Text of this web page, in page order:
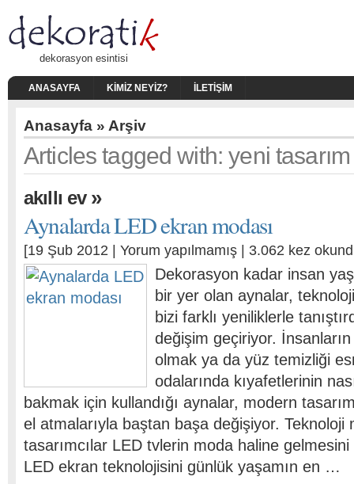
dekorasyon esintisi
ANASAYFA KIMIZ NEYIZ? İLETIŞIM
Anasayfa » Arşiv
Articles tagged with: yeni
akıllı ev»
Aynalarda LED ekran modası
[19 Şub 2012 | Yorum yapılmamış | 3.062 kez
Dekorasyon kadar insan
bir yer olan aynalar,
bizi farklı yeniliklerle
değişim geçiriyor.
olmak ya da yüz temizliği
odalarında kıyafetlerinin
bakmak için kullandığı aynalar, modern
el atmalarıyla baştan başa değişiyor. Teknoloji
tasarımcılar LED tvlerin moda haline
LED ekran teknolojisini günlük yaşamın en …